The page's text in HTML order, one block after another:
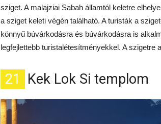
sziget. A malajziai Sabah államtól keletre
a sziget keleti végén található. A turisták a
könnyű búvárkodásra és búvárkodásra is
legfejlettebb turistalétesítményekkel. A szigetre
21 Kek Lok Si templom